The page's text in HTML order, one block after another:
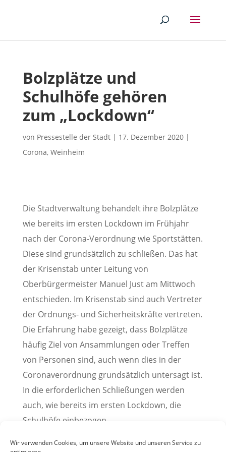
Wir verwenden Cookies, um unsere Website und unseren Service zu
Bolzplätze und
Schulhöfe gehören
zum „Lockdown“
von Pressestelle der Stadt| 17. Dezember 2020|
Corona, Weinheim
Die Stadtverwaltung behandelt ihre Bolzplätze
wie bereits im ersten Lockdown im Frühjahr
nach der Corona-Verordnung wie Sportstätten.
Diese sind grundsätzlich zu schließen. Das hat
der Krisenstab unter Leitung von
Oberbürgermeister Manuel Just am Mittwoch
entschieden. Im Krisenstab sind auch Vertreter
der Ordnungs- und Sicherheitskräfte vertreten.
Die Erfahrung habe gezeigt, dass Bolzplätze
häufig Ziel von Ansammlungen oder Treffen
von Personen sind, auch wenn dies in der
Coronaverordnung grundsätzlich untersagt ist.
In die erforderlichen Schließungen werden
auch, wie bereits im ersten Lockdown, die
Schulhöfe einbezogen.
(Pressemitteilung der Stadt Weinheim, 17.12.2020)